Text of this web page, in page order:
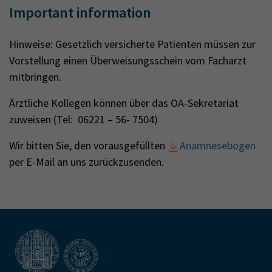
Important information
Hinweise: Gesetzlich versicherte Patienten müssen zur
Vorstellung einen Überweisungsschein vom Facharzt
mitbringen.
Ärztliche Kollegen können über das OA-Sekretariat
zuweisen (Tel: 06221 – 56- 7504)
Wir bitten Sie, den vorausgefüllten
Anamnesebogen
per E-Mail an uns zurückzusenden.